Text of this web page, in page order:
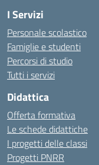
I Servizi
Personale scolastico
Famiglie e studenti
Percorsi di studio
Tutti i servizi
Didattica
Offerta formativa
Le schede didattiche
I progetti delle classi
Progetti PNRR